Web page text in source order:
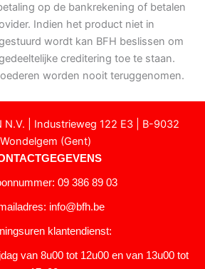
op de bankrekening of betalen
Indien het product niet in
wordt kan BFH beslissen om
creditering toe te staan.
worden nooit teruggenomen.
N.V. | Industrieweg 122 E3 | B-9032
Wondelgem (Gent)
09 386 89 03
info@bfh.be
klantendienst:
van 8u00 tot 12u00 en van 13u00 tot